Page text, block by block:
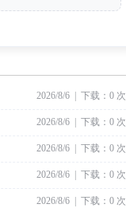
2026/8/6 | 下载：0 次
2026/8/6 | 下载：0 次
2026/8/6 | 下载：0 次
2026/8/6 | 下载：0 次
2026/8/6 | 下载：0 次